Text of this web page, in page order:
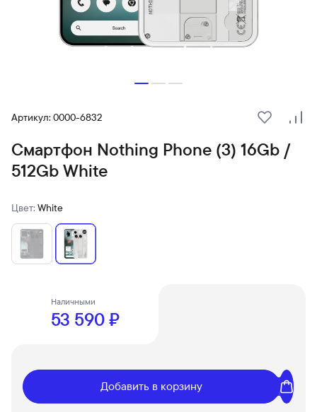
Артикул: 0000-6832
В
Смартфон Nothing Phone (3) 16Gb /
512Gb White
Цвет: White
Наличными
53 590 ₽
Добавить в корзину